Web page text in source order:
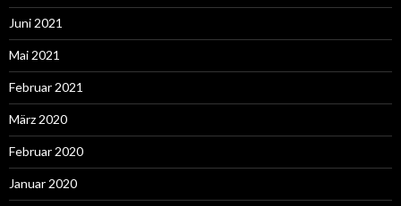
Juni 2021
Mai 2021
Februar 2021
März 2020
Februar 2020
Januar 2020